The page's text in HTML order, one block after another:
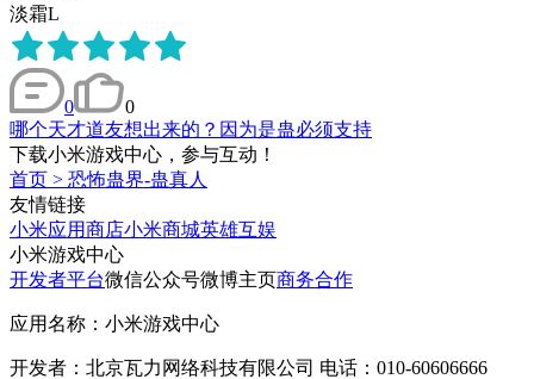
淡霜L
0
0
哪个天才道友想出来的？因为是蛊必须支持
下载小米游戏中心，参与互动！
首页 > 恐怖蛊界-蛊真人
友情链接
小米应用商店小米商城英雄互娱
小米游戏中心
开发者平台微信公众号微博主页商务合作
应用名称：小米游戏中心
开发者：北京瓦力网络科技有限公司 电话：010-60606666